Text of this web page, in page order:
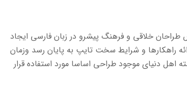
طراحان خلاقی و فرهنگ پیشرو در زبان فارسی ایجاد
راهکارها و شرایط سخت تایپ به پایان رسد وزمان
اهل دنیای موجود طراحی اساسا مورد استفاده قرار